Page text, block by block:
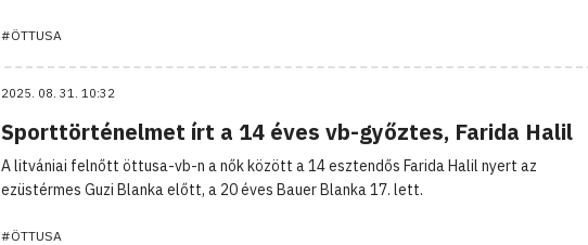
#ÖTTUSA
2025. 08. 31. 10:32
Sporttörténelmet írt a 14 éves vb-győztes, Farida Halil
A litvániai felnőtt öttusa-vb-n a nők között a 14 esztendős Farida Halil nyert az
ezüstérmes Guzi Blanka előtt, a 20 éves Bauer Blanka 17. lett.
#ÖTTUSA